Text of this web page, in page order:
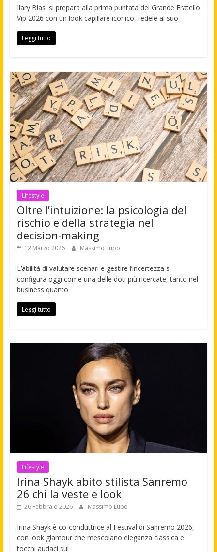
Ilary Blasi si prepara alla prima puntata del Grande Fratello
Vip 2026 con un look capillare iconico, fedele al suo
Leggi tutto
Lifestyle
Oltre l’intuizione: la psicologia del
rischio e della strategia nel
decision-making
12 Marzo 2026 Massimo Lupo
L’abilità di valutare scenari e gestire l’incertezza si
configura oggi come una delle doti più ricercate, tanto nel
business quanto
Leggi tutto
Lifestyle
Irina Shayk abito stilista Sanremo
26 chi la veste e look
26 Febbraio 2026 Massimo Lupo
Irina Shayk è co-conduttrice al Festival di Sanremo 2026,
con look glamour che mescolano eleganza classica e
tocchi audaci sul